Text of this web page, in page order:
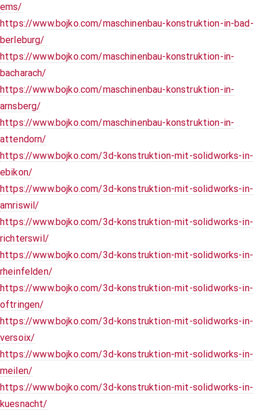
ems/
https://www.bojko.com/maschinenbau-konstruktion-in-bad-
berleburg/
https://www.bojko.com/maschinenbau-konstruktion-in-
bacharach/
https://www.bojko.com/maschinenbau-konstruktion-in-
arnsberg/
https://www.bojko.com/maschinenbau-konstruktion-in-
attendorn/
https://www.bojko.com/3d-konstruktion-mit-solidworks-in-
ebikon/
https://www.bojko.com/3d-konstruktion-mit-solidworks-in-
amriswil/
https://www.bojko.com/3d-konstruktion-mit-solidworks-in-
richterswil/
https://www.bojko.com/3d-konstruktion-mit-solidworks-in-
rheinfelden/
https://www.bojko.com/3d-konstruktion-mit-solidworks-in-
oftringen/
https://www.bojko.com/3d-konstruktion-mit-solidworks-in-
versoix/
https://www.bojko.com/3d-konstruktion-mit-solidworks-in-
meilen/
https://www.bojko.com/3d-konstruktion-mit-solidworks-in-
kuesnacht/